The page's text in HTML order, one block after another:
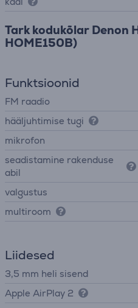
Tark kodukõlar Denon
HOME150B)
Funktsioonid
FM raadio
hääljuhtimise tugi
mikrofon
seadistamine rakenduse
abil
valgustus
multiroom
Liidesed
3,5 mm heli sisend
Apple AirPlay 2